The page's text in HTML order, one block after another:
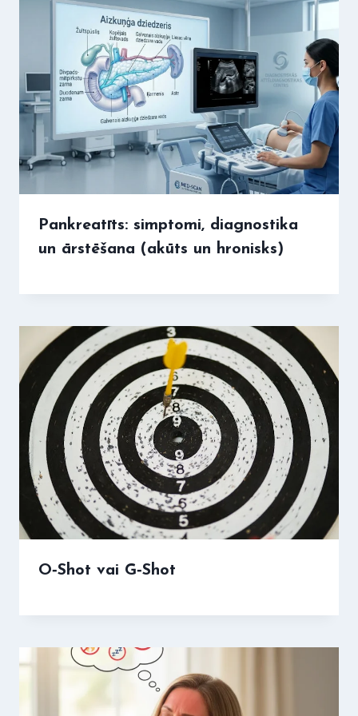
Pankreatīts: simptomi, diagnostika
un ārstēšana (akūts un hronisks)
O‑Shot vai G‑Shot